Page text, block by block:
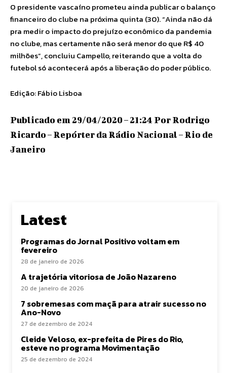
O presidente vascaíno prometeu ainda publicar o balanço
financeiro do clube na próxima quinta (30). “Ainda não dá
pra medir o impacto do prejuízo econômico da pandemia
no clube, mas certamente não será menor do que R$ 40
milhões”, concluiu Campello, reiterando que a volta do
futebol só acontecerá após a liberação do poder público.
Edição: Fábio Lisboa
Publicado em 29/04/2020 – 21:24 Por Rodrigo
Ricardo – Repórter da Rádio Nacional – Rio de
Janeiro
Latest
Programas do Jornal Positivo voltam em
fevereiro
28 de janeiro de 2026
A trajetória vitoriosa de João Nazareno
20 de janeiro de 2026
7 sobremesas com maçã para atrair sucesso no
Ano-Novo
27 de dezembro de 2024
Cleide Veloso, ex-prefeita de Pires do Rio,
esteve no programa Movimentação
25 de dezembro de 2024